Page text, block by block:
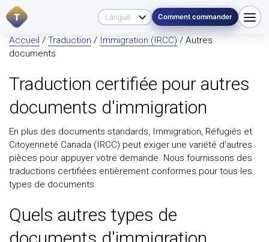
T Comment commander
Accueil / Traduction / Immigration (IRCC) / Autres
documents
Traduction certifiée pour autres
documents d'immigration
En plus des documents standards, Immigration, Réfugiés et
Citoyenneté Canada (IRCC) peut exiger une variété d'autres
pièces pour appuyer votre demande. Nous fournissons des
traductions certifiées entièrement conformes pour tous les
types de documents.
Quels autres types de